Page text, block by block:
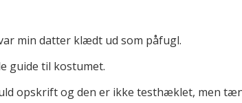
min datter klædt ud som påfugl.
guide til kostumet.
opskrift og den er ikke testhæklet, men